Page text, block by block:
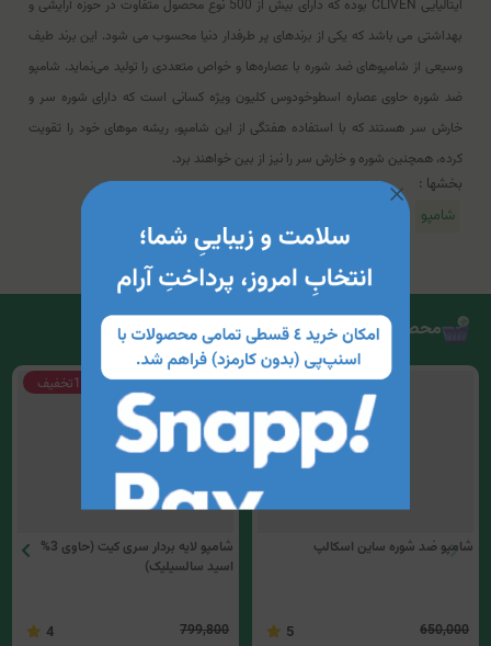
ایتالیایی CLIVEN بوده که دارای بیش از 500 نوع محصول متفاوت در حوزه آرایشی و
بهداشتی می باشد که یکی از برندهای پر طرفدار دنیا محسوب می شود. این برند طیف
وسیعی از شامپوهای ضد شوره با عصاره‌ها و خواص متعددی را تولید می‌نماید. شامپو
ضد شوره حاوی عصاره اسطوخودوس کلیون ویژه کسانی است که دارای شوره سر و
خارش سر هستند که با استفاده هفتگی از این شامپو، ریشه موهای خود را تقویت
کرده، همچنین شوره و خارش سر را نیز از بین خواهند برد.
بخشها :
شامپو
محصولات مرتبط
10%تخفیف
شامپو ضد شوره ساین اسکالپ
650,000
5
12%تخفیف
شامپو لایه بردار سری کیت (حاوی 3%
اسید سالسیلیک)
799,800
4